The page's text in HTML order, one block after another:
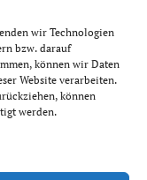
wir Technologien
bzw. darauf
können wir Daten
Website verarbeiten.
können
werden.
nach dem,